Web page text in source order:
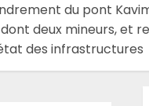
du pont
deux mineurs, et
des infrastructures